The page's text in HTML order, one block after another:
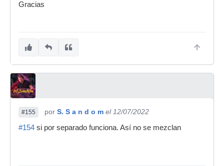
Gracias
#155 por S. S a n d o m el 12/07/2022
#154 si por separado funciona. Así no se mezclan